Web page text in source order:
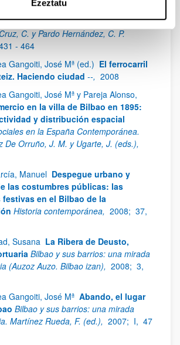
Ezeztatu
postindustrial
en México y España, siglos XIX y
C. y Pardo Hernández, C. P.
- 464
Gangoiti, José Mª (ed.) El ferrocarril
Haciendo ciudad --, 2008
Gangoiti, José Mª y Pareja Alonso,
en la villa de Bilbao en 1895:
y distribución espacial
en la España Contemporánea.
De Orruño, J. M. y Ugarte, J. (eds.),
Manuel Despegue urbano y
las costumbres públicas: las
en el Bilbao de la
Historia contemporánea, 2008; 37,
Susana La Ribera de Deusto,
Bilbao y sus barrios: una mirada
(Auzoz Auzo. Bilbao izan), 2008; 3,
Gangoiti, José Mª Abando, el lugar
Bilbao y sus barrios: una mirada
Martínez Rueda, F. (ed.), 2007; I, 47